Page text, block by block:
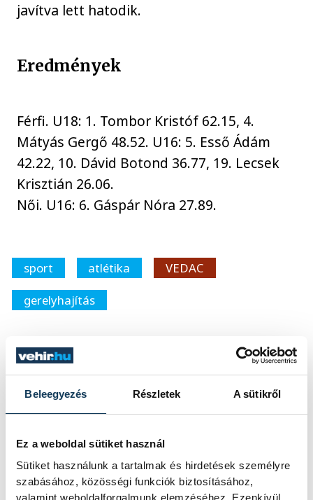
Beleegyezés Részletek A sütikről
Ez a weboldal sütiket használ
Sütiket használunk a tartalmak és hirdetések személyre
szabásához, közösségi funkciók biztosításához,
valamint weboldalforgalmunk elemzéséhez. Ezenkívül
javítva lett hatodik.
Eredmények
Férfi. U18: 1. Tombor Kristóf 62.15, 4.
Mátyás Gergő 48.52. U16: 5. Esső Ádám
42.22, 10. Dávid Botond 36.77, 19. Lecsek
Krisztián 26.06.
Női. U16: 6. Gáspár Nóra 27.89.
sport atlétika
VEDAC
gerelyhajítás
vehir.hu